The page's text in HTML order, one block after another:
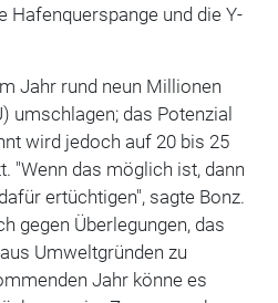
Hafenquerspange und die Y-
Jahr rund neun Millionen
umschlagen; das Potenzial
wird jedoch auf 20 bis 25
"Wenn das möglich ist, dann
ertüchtigen", sagte Bonz.
gegen Überlegungen, das
Umweltgründen zu
Jahr könne es